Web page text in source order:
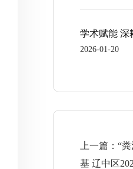
2026-01-20
上一篇：“
基 辽中区